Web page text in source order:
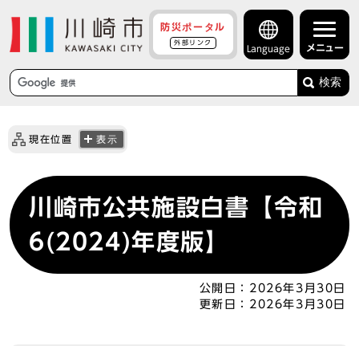
防災ポータル
外部リンク
Language メニュー
検索
現在位置 表示
川崎市公共施設白書【令和
6(2024)年度版】
公開日： 2026年3月30日
更新日： 2026年3月30日